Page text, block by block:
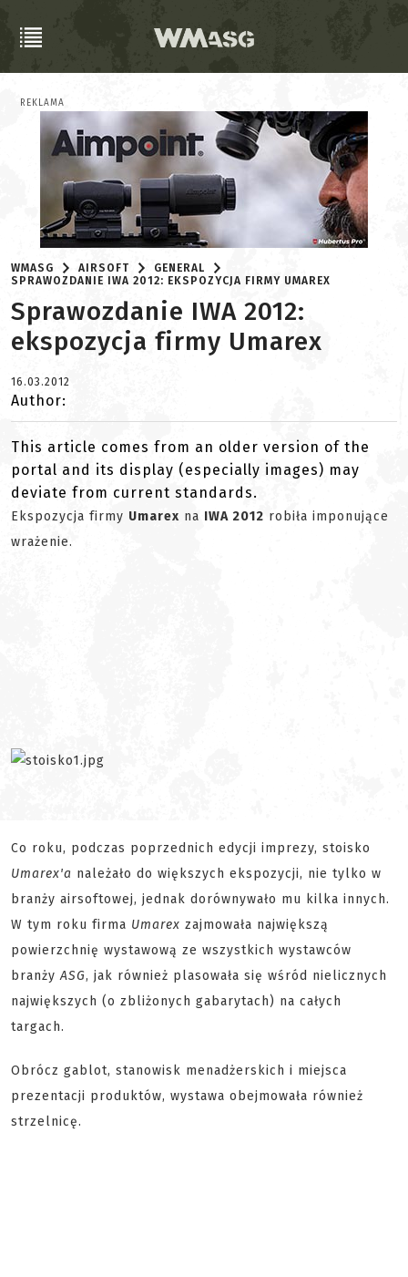
REKLAMA
WMASG AIRSOFT
GENERAL
SPRAWOZDANIE IWA 2012: EKSPOZYCJA FIRMY UMAREX
Sprawozdanie IWA 2012:
ekspozycja firmy Umarex
16.03.2012
Author:
This article comes from an older version of the
portal and its display (especially images) may
deviate from current standards.
Ekspozycja firmy Umarex na IWA 2012 robiła imponujące
wrażenie.
Co roku, podczas poprzednich edycji imprezy, stoisko
Umarex'a należało do większych ekspozycji, nie tylko w
branży airsoftowej, jednak dorównywało mu kilka innych.
W tym roku firma Umarex zajmowała największą
powierzchnię wystawową ze wszystkich wystawców
branży ASG, jak również plasowała się wśród nielicznych
największych (o zbliżonych gabarytach) na całych
targach.
Obrócz gablot, stanowisk menadżerskich i miejsca
prezentacji produktów, wystawa obejmowała również
strzelnicę.